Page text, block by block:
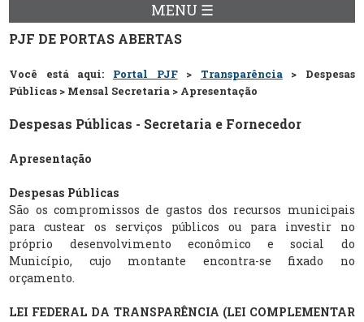
MENU ☰
PJF DE PORTAS ABERTAS
Você está aqui: Portal PJF> Transparência> Despesas
Públicas > Mensal Secretaria > Apresentação
Despesas Públicas - Secretaria e Fornecedor
Apresentação
Despesas Públicas
São os compromissos de gastos dos recursos municipais
para custear os serviços públicos ou para investir no
próprio desenvolvimento econômico e social do
Município, cujo montante encontra-se fixado no
orçamento.
LEI FEDERAL DA TRANSPARÊNCIA (LEI COMPLEMENTAR